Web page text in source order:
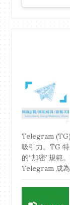
Telegram
吸引力。TG
的“加密”規範
Telegram 成